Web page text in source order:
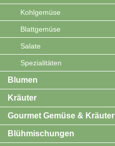
Kohlgemüse
Blattgemüse
Salate
Spezialitäten
Blumen
Kräuter
Gourmet Gemüse & Kräuter
Blühmischungen